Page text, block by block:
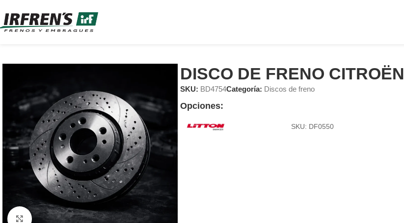
Clic para ampliar
DISCO DE FRENO CITROËN
SKU: BD4754Categoría: Discos de freno
Opciones:
SKU: DF0550